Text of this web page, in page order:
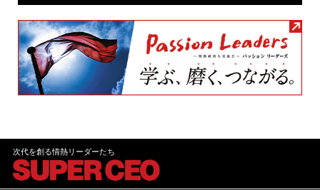
次代を創る情熱リーダーたち